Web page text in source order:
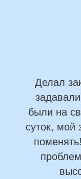
Делал
были на
суток, мой